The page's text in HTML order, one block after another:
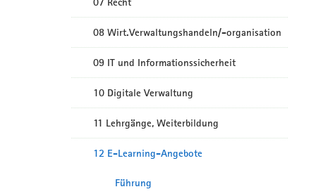
08 Wirt.Verwaltungshandeln/-organisation
09 IT und Informationssicherheit
10 Digitale Verwaltung
11 Lehrgänge, Weiterbildung
12 E-Learning-Angebote
Führung